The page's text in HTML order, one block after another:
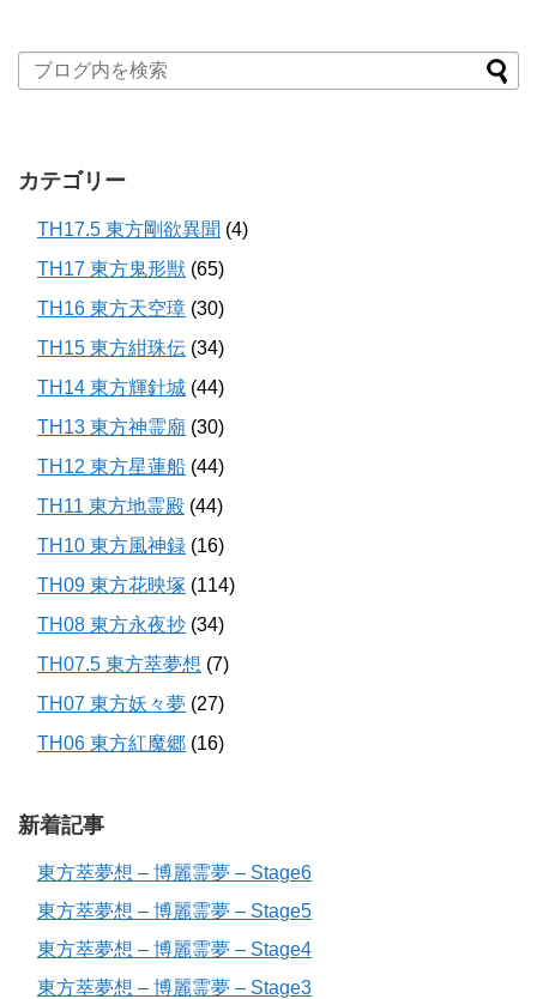
カテゴリー
TH17.5 東方剛欲異聞 (4)
TH17 東方鬼形獣 (65)
TH16 東方天空璋 (30)
TH15 東方紺珠伝 (34)
TH14 東方輝針城 (44)
TH13 東方神霊廟 (30)
TH12 東方星蓮船 (44)
TH11 東方地霊殿 (44)
TH10 東方風神録 (16)
TH09 東方花映塚 (114)
TH08 東方永夜抄 (34)
TH07.5 東方萃夢想 (7)
TH07 東方妖々夢 (27)
TH06 東方紅魔郷 (16)
新着記事
東方萃夢想 – 博麗霊夢 – Stage6
東方萃夢想 – 博麗霊夢 – Stage5
東方萃夢想 – 博麗霊夢 – Stage4
東方萃夢想 – 博麗霊夢 – Stage3